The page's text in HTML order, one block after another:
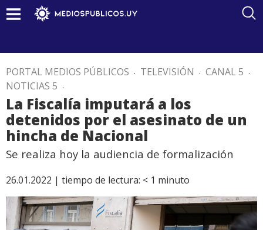
PORTAL MEDIOS PÚBLICOS . TELEVISIÓN . CANAL 5 .
NOTICIAS 5 .
La Fiscalía imputará a los
detenidos por el asesinato de un
hincha de Nacional
Se realiza hoy la audiencia de formalización
26.01.2022 | tiempo de lectura: < 1 minuto